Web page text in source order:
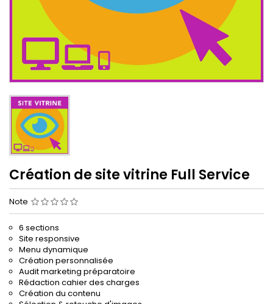
Création de site vitrine Full Service
Note
6 sections
Site responsive
Menu dynamique
Création personnalisée
Audit marketing préparatoire
Rédaction cahier des charges
Création du contenu